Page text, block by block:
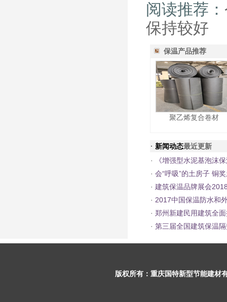
阅读推荐：
保持较好
保温产品推荐
聚乙烯复合卷材
· 新闻动态最近更新
·
《增强型水泥基泡沫
· 会“呼吸”的土房子 铜
· 建筑保温品牌展会
· 2017中国保温防水和
· 郑州新建民用建筑全
· 第三届全国建筑保温
版权所有： 重庆国特新型节能建材